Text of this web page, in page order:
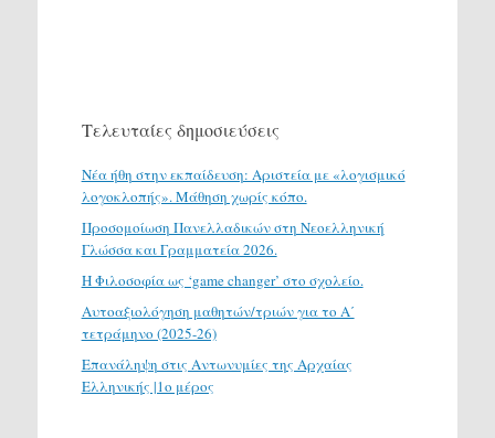
Τελευταίες δημοσιεύσεις
Νέα ήθη στην εκπαίδευση: Αριστεία με «λογισμικό
λογοκλοπής». Μάθηση χωρίς κόπο.
Προσομοίωση Πανελλαδικών στη Νεοελληνική
Γλώσσα και Γραμματεία 2026.
H Φιλοσοφία ως ‘game changer’ στο σχολείο.
Αυτοαξιολόγηση μαθητών/τριών για το Α΄
τετράμηνο (2025-26)
Επανάληψη στις Αντωνυμίες της Αρχαίας
Ελληνικής |1ο μέρος